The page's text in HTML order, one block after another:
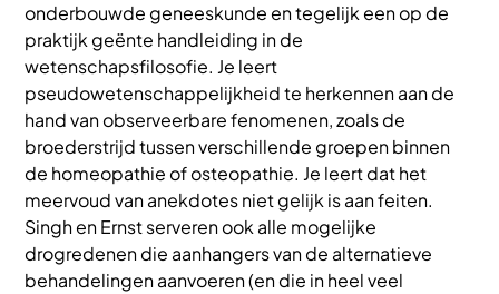
onderbouwde geneeskunde en tegelijk een op de
praktijk geënte handleiding in de
wetenschapsfilosofie. Je leert
pseudowetenschappelijkheid te herkennen aan de
hand van observeerbare fenomenen, zoals de
broederstrijd tussen verschillende groepen binnen
de homeopathie of osteopathie. Je leert dat het
meervoud van anekdotes niet gelijk is aan feiten.
Singh en Ernst serveren ook alle mogelijke
drogredenen die aanhangers van de alternatieve
behandelingen aanvoeren (en die in heel veel